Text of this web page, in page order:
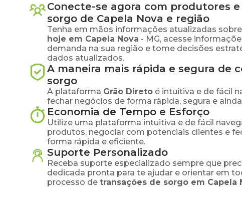
Conecte-se agora com produtores
sorgo de Capela Nova e região
Tenha em mãos informações atualizadas
hoje em Capela Nova - MG, acesse
demanda na sua região e tome decisões
dados atualizados.
A maneira mais rápida e segura de
sorgo
A plataforma Grão Direto é intuitiva e de fácil
fechar negócios de forma rápida, segura e
Economia de Tempo e Esforço
Utilize uma plataforma intuitiva e de fácil
produtos, negociar com potenciais clientes e
forma rápida e eficiente.
Suporte Personalizado
Receba suporte especializado sempre que
dedicada pronta para te ajudar e orientar em
processo de transações de sorgo em Capela